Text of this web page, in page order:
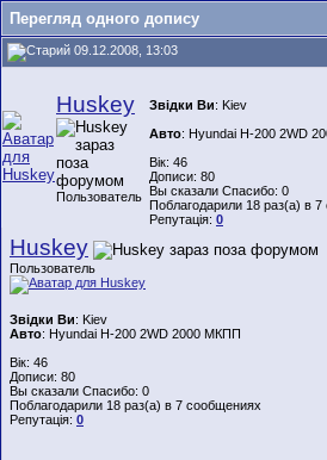
Перегляд одного допису
09.12.2008, 13:03
Huskey
Пользователь
Звідки Ви: Kiev
Авто: Hyundai H-200 2WD
Вік: 46
Дописи: 80
Вы сказали Спасибо: 0
Поблагодарили 18 раз(а) в
Репутація: 0
Huskey
Пользователь
Звідки Ви: Kiev
Авто: Hyundai H-200 2WD 2000 МКПП
Вік: 46
Дописи: 80
Вы сказали Спасибо: 0
Поблагодарили 18 раз(а) в 7 сообщениях
Репутація: 0